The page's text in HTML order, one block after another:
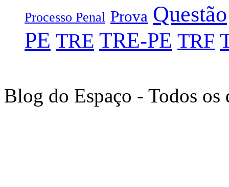
Processo Penal Prova Questão
PE TRE TRE-PE TRF
Blog do Espaço - Todos